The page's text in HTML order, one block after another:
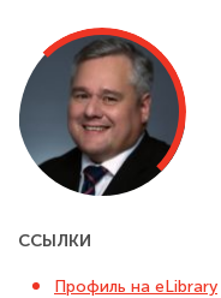
ССЫЛКИ
Профиль на eLibrary